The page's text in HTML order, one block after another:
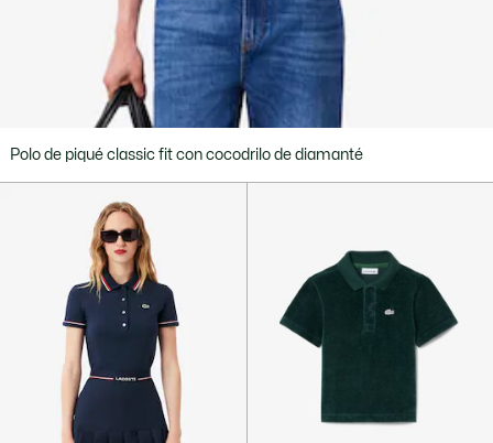
Polo de piqué classic fit con cocodrilo de diamanté